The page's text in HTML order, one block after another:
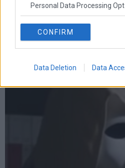
Personal Data Processing
CONFIRM
Data Deletion Data
Novartis: Συνελήφθη για
ο προστατευόμενος
Σε εξέλιξη είναι, από τις πρώτες
επιχείρηση της ΕΛ.ΑΣ. για την
24 Ιανουαρίου 2023 Ελλάδα ·